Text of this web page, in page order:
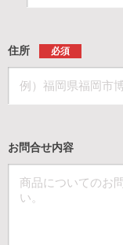
住所 必須
お問合せ内容